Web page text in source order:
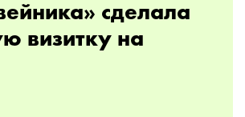
сделала
визитку на